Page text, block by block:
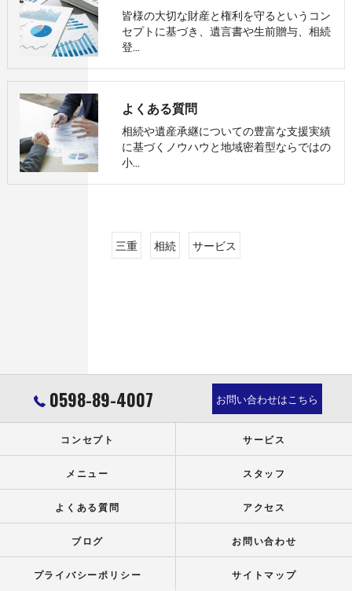
皆様の大切な財産と権利を守るというコン
セプトに基づき、遺言書や生前贈与、相続
登…
よくある質問
相続や遺産承継についての豊富な支援実績
に基づくノウハウと地域密着型ならではの
小…
三重 相続 サービス
0598-89-4007 お問い合わせはこちら
コンセプト サービス
メニュー スタッフ
よくある質問 アクセス
ブログ お問い合わせ
プライバシーポリシー サイトマップ